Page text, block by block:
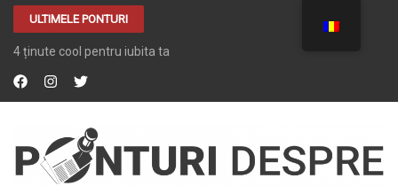
ULTIMELE PONTURI
4 ținute cool pentru iubita ta